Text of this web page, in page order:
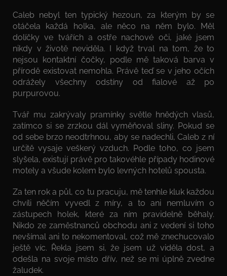
Caleb nebyl ten typický hezoun, za kterým by se
otáčela každá holka, ale něco na něm bylo. Měl
dolíčky ve tvářích a ostře nachové oči, jaké jsem
nikdy v životě neviděla. I když trval na tom, že to
nejsou kontaktní čočky, podle mě taková barva v
přírodě existovat nemohla. Právě teď se v jeho očích
odrážely všechny odstíny od fialové až po
purpurovou.
Tvář mu zakrývaly pramínky světle hnědých vlasů,
zatímco si se zrzkou dál vyměňoval sliny. Pokud se
od sebe brzo neodtrhnou, aby se nadechli, Caleb z ní
určitě vysaje veškerý vzduch. Podle toho, co jsem
slyšela, existují právě pro takovéhle případy hodinové
motely a všude kolem bylo levných hotelů spousta.
Za ten rok a půl, co tu pracuju, mě tenhle kluk každou
chvíli něčím vyvedl z míry, a to ani nemluvím o
zástupech holek, které za ním pravidelně běhaly.
Nikdo ze zaměstnanců obchodu ani z vedení si toho
nevšímal ani to nekomentoval, což mě znechucovalo
ještě víc. Řekla jsem si, že jsem už viděla dost, a
odešla na svoje místo dřív, než se mi úplně zvedne
žaludek.